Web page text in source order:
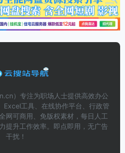
）专注为职场人士提供高效办公
Excel工具、在线协作平台、行政管
网可商用、免版权素材，每日人工
提升工作效率。即点即用，无广告
干扰！